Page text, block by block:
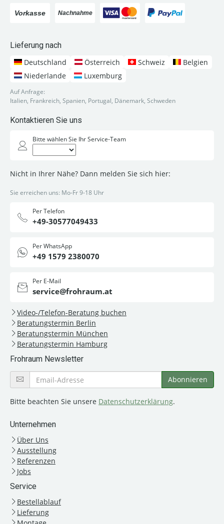
Lieferung nach
Deutschland
Österreich Schweiz
Belgien
Niederlande
Luxemburg
Auf Anfrage:
Italien, Frankreich, Spanien, Portugal, Dänemark, Schweden
Kontaktieren Sie uns
Bitte wählen Sie Ihr Service-Team
Nicht in Ihrer Nähe? Dann melden Sie sich hier:
Sie erreichen uns: Mo-Fr 9-18 Uhr
Per Telefon
+49-30577049433
Per WhatsApp
+49 1579 2380070
Per E-Mail
service@frohraum.at
Video-/Telefon-Beratung buchen
Beratungstermin Berlin
Beratungstermin München
Beratungstermin Hamburg
Frohraum Newsletter
Bitte beachten Sie unsere Datenschutzerklärung.
Unternehmen
Über Uns
Ausstellung
Referenzen
Jobs
Service
Bestellablauf
Lieferung